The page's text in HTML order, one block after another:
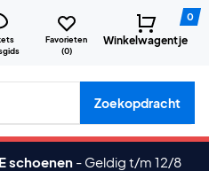
Favorieten
(0)
0
Winkelwagentje
merken etc.
Zoekopdracht
schoenen - Geldig t/m 12/8